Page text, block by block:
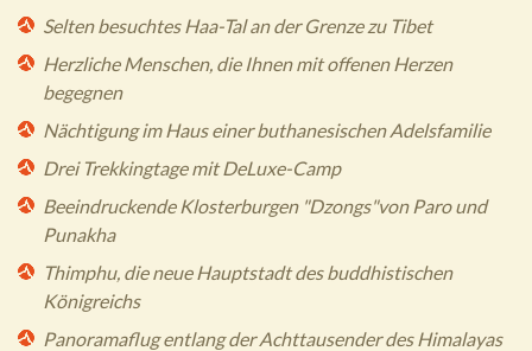
Selten besuchtes Haa-Tal an der Grenze zu Tibet
Herzliche Menschen, die Ihnen mit offenen Herzen
begegnen
Nächtigung im Haus einer buthanesischen Adelsfamilie
Drei Trekkingtage mit DeLuxe-Camp
Beeindruckende Klosterburgen "Dzongs"von Paro und
Punakha
Thimphu, die neue Hauptstadt des buddhistischen
Königreichs
Panoramaflug entlang der Achttausender des Himalayas